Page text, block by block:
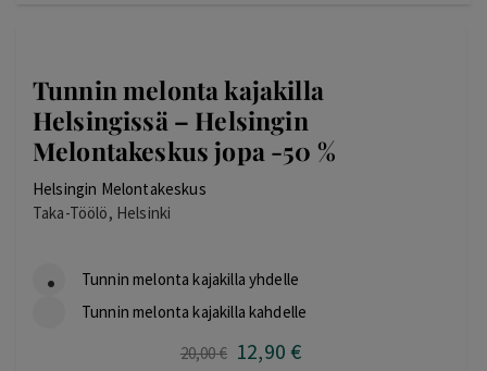
Tunnin melonta kajakilla
Helsingissä – Helsingin
Melontakeskus jopa -50 %
Helsingin Melontakeskus
Taka-Töölö, Helsinki
Tunnin melonta kajakilla yhdelle
Tunnin melonta kajakilla kahdelle
20,00€ Alkuperäinen
12,90 €Nykyinen